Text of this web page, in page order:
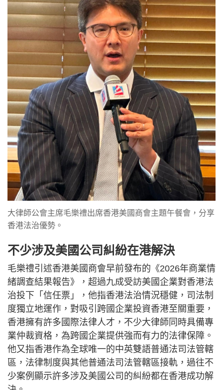
大律師公會主席毛樂禮出席香港美國商會主題午餐會，分享
香港法治優勢。
不少涉及美國公司糾紛在港解決
毛樂禮引述香港美國商會早前發布的《2026年商業情
緒調查結果報告》，超過九成受訪美國企業對香港法
治投下「信任票」，他指香港法治情況穩健，司法制
度獨立地運作，對吸引跨國企業投資香港至關重要，
香港擁有許多國際法律人才，不少大律師同時具備專
業仲裁資格，為跨國企業提供強而有力的法律保障。
他又指香港作為全球唯一的中英雙語普通法司法管轄
區，法律制度與其他普通法司法管轄區接軌，過往不
少案例顯示許多涉及美國公司的糾紛都在香港成功解